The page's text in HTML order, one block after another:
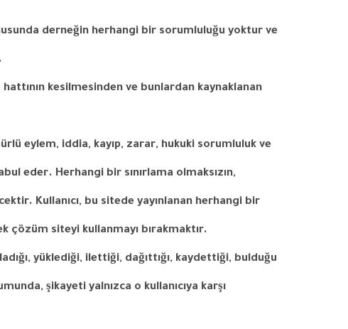
derneğin herhangi bir sorumluluğu yoktur ve
.
hattının kesilmesinden ve bunlardan kaynaklanan
eylem, iddia, kayıp, zarar, hukuki sorumluluk ve
eder. Herhangi bir sınırlama olmaksızın,
. Kullanıcı, bu sitede yayınlanan herhangi bir
çözüm siteyi kullanmayı bırakmaktır.
,yüklediği, ilettiği, dağıttığı, kaydettiği, bulduğu
,şikayeti yalnızca o kullanıcıya karşı